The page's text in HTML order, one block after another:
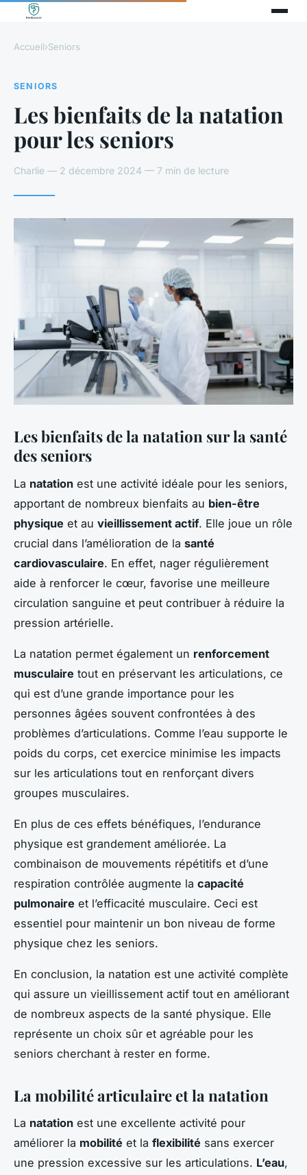
Accueil›Seniors
SENIORS
Les bienfaits de la natation
pour les seniors
Charlie — 2 décembre 2024 — 7 min de lecture
Les bienfaits de la natation sur la santé
des seniors
La natation est une activité idéale pour les seniors,
apportant de nombreux bienfaits au bien-être
physique et au vieillissement actif. Elle joue un rôle
crucial dans l’amélioration de la santé
cardiovasculaire. En effet, nager régulièrement
aide à renforcer le cœur, favorise une meilleure
circulation sanguine et peut contribuer à réduire la
pression artérielle.
La natation permet également un renforcement
musculaire tout en préservant les articulations, ce
qui est d’une grande importance pour les
personnes âgées souvent confrontées à des
problèmes d’articulations. Comme l’eau supporte le
poids du corps, cet exercice minimise les impacts
sur les articulations tout en renforçant divers
groupes musculaires.
En plus de ces effets bénéfiques, l’endurance
physique est grandement améliorée. La
combinaison de mouvements répétitifs et d’une
respiration contrôlée augmente la capacité
pulmonaire et l’efficacité musculaire. Ceci est
essentiel pour maintenir un bon niveau de forme
physique chez les seniors.
En conclusion, la natation est une activité complète
qui assure un vieillissement actif tout en améliorant
de nombreux aspects de la santé physique. Elle
représente un choix sûr et agréable pour les
seniors cherchant à rester en forme.
La mobilité articulaire et la natation
La natation est une excellente activité pour
améliorer la mobilité et la flexibilité sans exercer
une pression excessive sur les articulations. L’eau,